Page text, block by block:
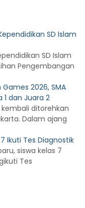
SD Islam
SD Islam
Pengembangan
Games 2026, SMA
1 dan Juara 2
ditorehkan
Dalam ajang
Ikuti Tes Diagnostik
siswa kelas 7
Tes